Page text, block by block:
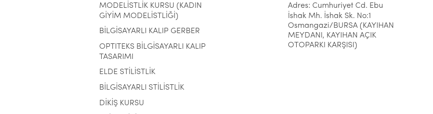
MODELİSTLİK KURSU (KADIN
GİYİM MODELİSTLİĞİ)
BİLGİSAYARLI KALIP GERBER
OPTITEKS BİLGİSAYARLI KALIP
TASARIMI
ELDE STİLİSTLİK
BİLGİSAYARLI STİLİSTLİK
DİKİŞ KURSU
Adres: Cumhuriyet Cd. Ebu
İshak Mh. İshak Sk. No:1
Osmangazi/BURSA (KAYIHAN
MEYDANI, KAYIHAN AÇIK
OTOPARKI KARŞISI)